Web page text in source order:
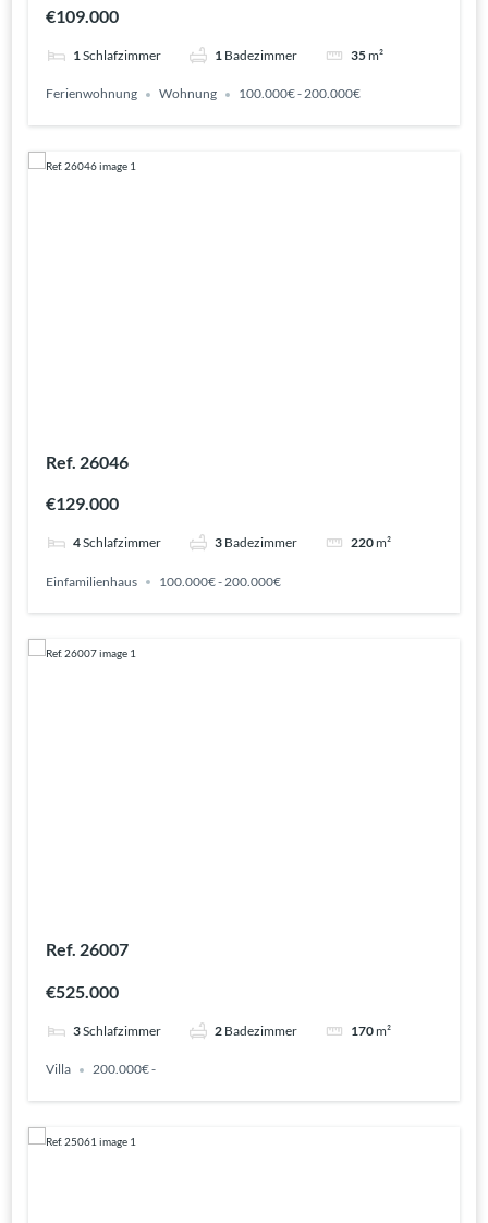
€109.000
1Schlafzimmer 1 Badezimmer 35m²
Ferienwohnung Wohnung 100.000€ - 200.000€
Ref. 26046
€129.000
4Schlafzimmer 3 Badezimmer 220m²
Einfamilienhaus 100.000€ - 200.000€
Ref. 26007
€525.000
3Schlafzimmer 2 Badezimmer 170m²
Villa 200.000€ -